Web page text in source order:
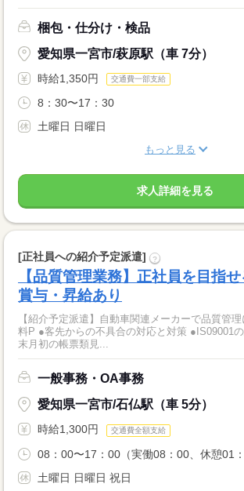
梱包・仕分け・検品
愛知県一宮市/萩原駅（車 7分）
時給1,350円 交通費一部支給
8：30〜17：30
土曜日 日曜日
もっと見る
求人詳細を見る
[正社員への紹介予定派遣] ?
【品質管理業務】正社員を目指せ
賞与・昇給あり
【紹介予定派遣】自動車関連メーカーで品質管
料P ●客先からの不具合の対応と対策 ●IS09001
末月初の帳票類見...
一般事務・OA事務
愛知県一宮市/石仏駅（車 5分）
時給1,300円 交通費全額支給
08：00〜17：00（実働08：00、休憩01：
土曜日 日曜日 祝日